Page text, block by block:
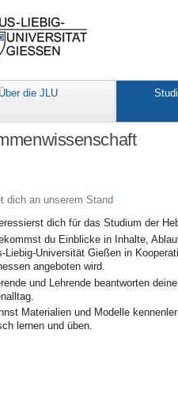
Über die JLU
dich an unserem Stand
dich für das Studium der
du Einblicke in Inhalte,
Liebig-Universität Gießen in
angeboten wird.
und Lehrende beantworten
Materialien und Modelle
lernen und üben.